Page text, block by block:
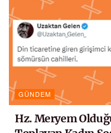
GÜNDEM
Hz. Meryem